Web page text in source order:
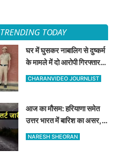
TRENDING TODAY
घर में घुसकर नाबालिग से दुष्कर्म
के मामले में दो आरोपी गिरफ्तार,
अदालत ने भेजा न्यायिक हिरासत
CHARANVIDEO JOURNLIST
आज का मौसम: हरियाणा समेत
उत्तर भारत में बारिश का असर,
जानें 8 अगस्त का मौसम अपडेट
NARESH SHEORAN